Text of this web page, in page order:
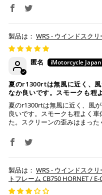
いつもの楽天IDとパ
いが可能です。
楽天ポイントが貯ま
「お得」な楽天ペイを
※ 楽天ポイントが貯ま
※ 現在楽天ペイでご
Visa、Mastercard、
キャッシュレス決済
上記キャッシュレス決
い方法をご選択頂き
※通常送料は¥770(税込)で
ヤマト運輸になります。
WRS - ウインドスク
匿名
夏のr1300rtは無風に近く、
なか良いです。スモークも程
夏のr1300rtは無風に近く、風
良いです。スモークも程よく
た。スクリーンの歪みはまった
WRS - ウインドスク
トフレーム CB750 HORNET /